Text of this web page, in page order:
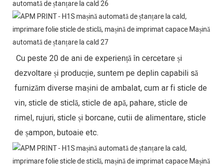
Cu peste 20 de ani de experiență în cercetare și
dezvoltare și producție, suntem pe deplin capabili să
furnizăm diverse mașini de ambalat, cum ar fi sticle de
vin, sticle de sticlă, sticle de apă, pahare, sticle de
rimel, rujuri, sticle și borcane, cutii de alimentare, sticle
de șampon, butoaie etc.